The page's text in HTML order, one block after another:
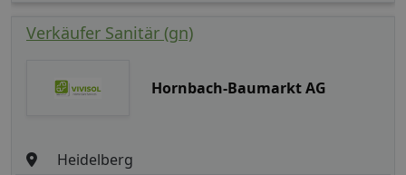
Verkäufer Sanitär (gn)
Hornbach-Baumarkt AG
Heidelberg